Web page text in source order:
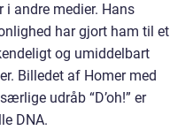
i andre medier. Hans
har gjort ham til et
og umiddelbart
Billedet af Homer med
udråb “D’oh!” er
DNA.